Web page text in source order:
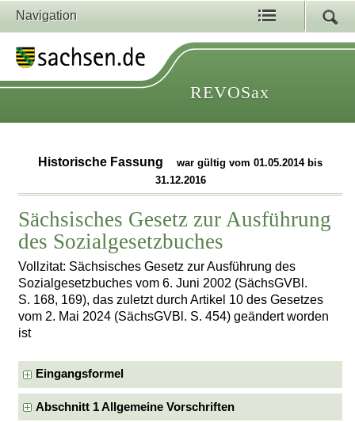
Navigation
REVOSax
Historische Fassung
war gültig vom 01.05.2014 bis
31.12.2016
Sächsisches Gesetz zur Ausführung
des Sozialgesetzbuches
Vollzitat: Sächsisches Gesetz zur Ausführung des
Sozialgesetzbuches vom 6. Juni 2002 (SächsGVBl.
S. 168, 169), das zuletzt durch Artikel 10 des Gesetzes
vom 2. Mai 2024 (SächsGVBl. S. 454) geändert worden
ist
Eingangsformel
Abschnitt 1 Allgemeine Vorschriften